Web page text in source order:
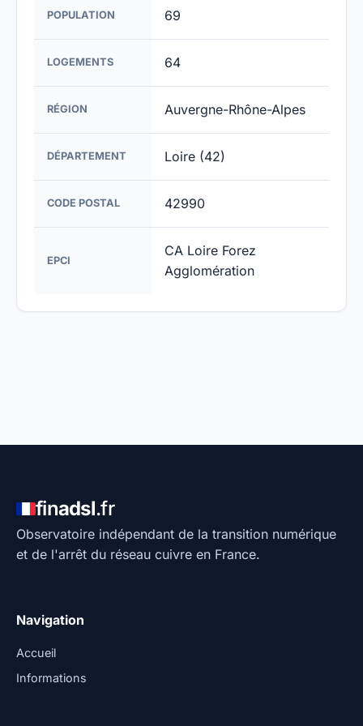
POPULATION 69
LOGEMENTS 64
RÉGION Auvergne-Rhône-Alpes
DÉPARTEMENT Loire (42)
CODE POSTAL 42990
EPCI
CA Loire Forez
Agglomération
finadsl.fr
Observatoire indépendant de la transition numérique
et de l'arrêt du réseau cuivre en France.
Navigation
Accueil
Informations